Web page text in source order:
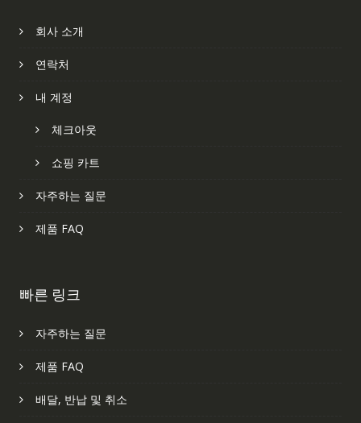
회사 소개
연락처
내 계정
체크아웃
쇼핑 카트
자주하는 질문
제품 FAQ
빠른 링크
자주하는 질문
제품 FAQ
배달, 반납 및 취소